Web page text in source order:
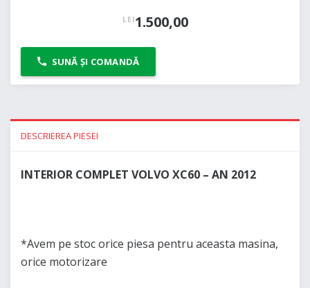
LEI1.500,00
SUNĂ ȘI COMANDĂ
DESCRIEREA PIESEI
INTERIOR COMPLET VOLVO XC60 – AN 2012
*Avem pe stoc orice piesa pentru aceasta masina,
orice motorizare